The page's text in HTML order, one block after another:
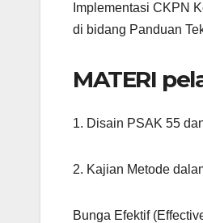
Implementasi CKPN
di bidang Panduan
MATERI
1. Disain PSAK 55
2. Kajian Metode
Bunga Efektif